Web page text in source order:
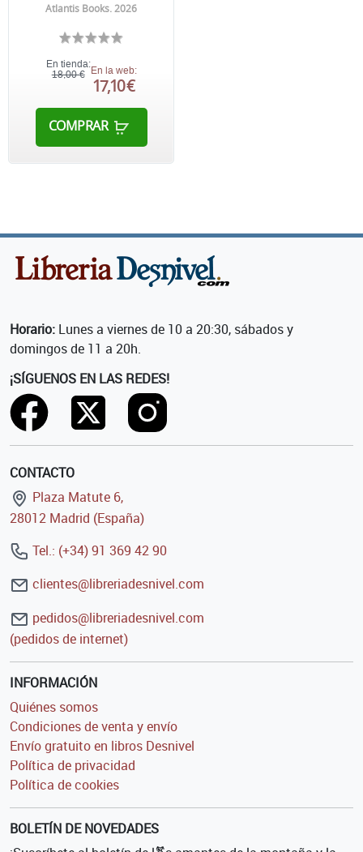
Atlantis Books. 2026
En tienda:
18,00 € En la web:
17,10 €
COMPRAR
Horario: Lunes a viernes de 10 a 20:30, sábados y
domingos de 11 a 20h.
¡SÍGUENOS EN LAS REDES!
CONTACTO
Plaza Matute 6,
28012 Madrid (España)
Tel.: (+34) 91 369 42 90
clientes@libreriadesnivel.com
pedidos@libreriadesnivel.com
(pedidos de internet)
INFORMACIÓN
Quiénes somos
Condiciones de venta y envío
Envío gratuito en libros Desnivel
Política de privacidad
Política de cookies
BOLETÍN DE NOVEDADES